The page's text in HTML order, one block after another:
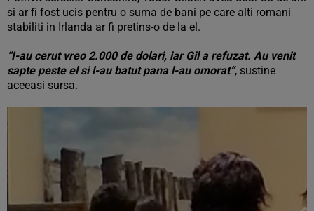
si ar fi fost ucis pentru o suma de bani pe care alti romani
stabiliti in Irlanda ar fi pretins-o de la el.
“I-au cerut vreo 2.000 de dolari, iar Gil a refuzat. Au venit
sapte peste el si l-au batut pana l-au omorat”, sustine
aceeasi sursa.